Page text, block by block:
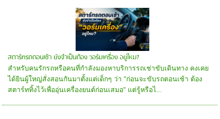
สตาร์ทรถตอนเช้า ยังจำเป็นต้อง วอร์มเครื่อง อยู่ไหม?
สำหรับคนรักรถหรือคนที่กำลังมองหาบริการรถเช่าขับเดินทาง คงเคย
ได้ยินผู้ใหญ่สั่งสอนกันมาตั้งแต่เด็กๆ ว่า "ก่อนจะขับรถตอนเช้า ต้อง
สตาร์ททิ้งไว้เพื่ออุ่นเครื่องยนต์ก่อนเสมอ" แต่รู้หรือไ...